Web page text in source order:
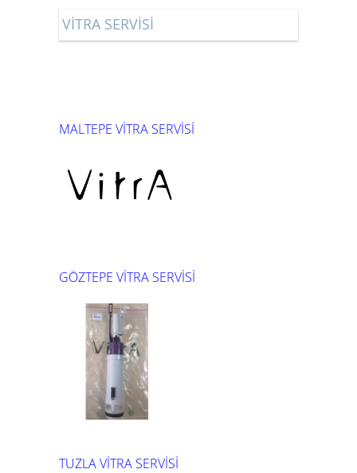
VİTRA SERVİSİ
MALTEPE VİTRA SERVİSİ
GÖZTEPE VİTRA SERVİSİ
TUZLA VİTRA SERVİSİ